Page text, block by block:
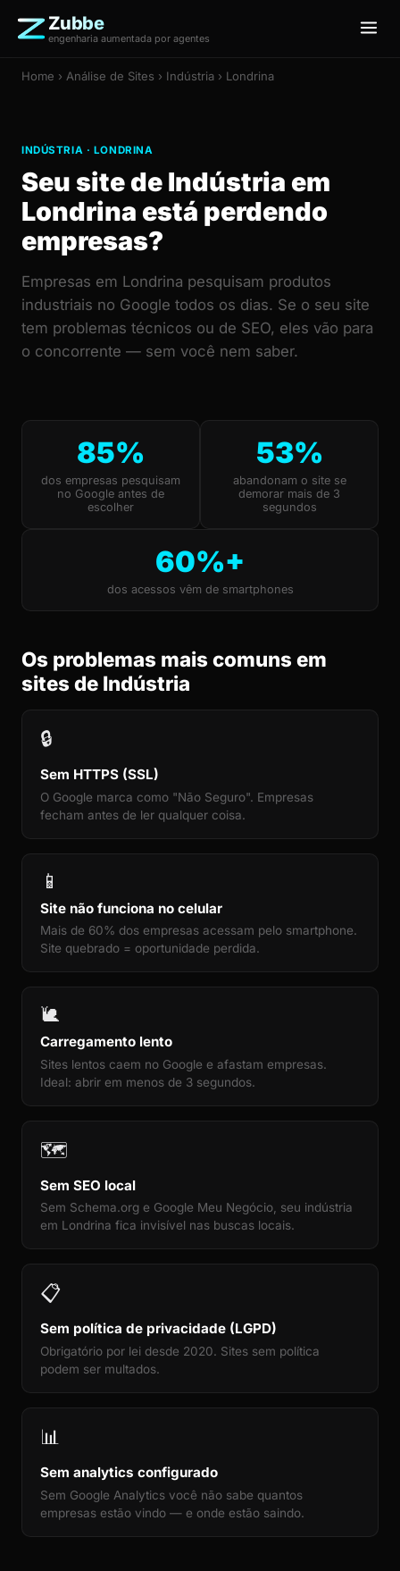
Zubbe
engenharia aumentada por agentes
Home › Análise de Sites › Indústria › Londrina
INDÚSTRIA · LONDRINA
Seu site de Indústria em
Londrina está perdendo
empresas?
Empresas em Londrina pesquisam produtos
industriais no Google todos os dias. Se o seu site
tem problemas técnicos ou de SEO, eles vão para
o concorrente — sem você nem saber.
85%
dos empresas pesquisam
no Google antes de
escolher
53%
abandonam o site se
demorar mais de 3
segundos
60%+
dos acessos vêm de smartphones
Os problemas mais comuns em
sites de Indústria
🔒
Sem HTTPS (SSL)
O Google marca como "Não Seguro". Empresas
fecham antes de ler qualquer coisa.
📱
Site não funciona no celular
Mais de 60% dos empresas acessam pelo smartphone.
Site quebrado = oportunidade perdida.
🐌
Carregamento lento
Sites lentos caem no Google e afastam empresas.
Ideal: abrir em menos de 3 segundos.
🗺️
Sem SEO local
Sem Schema.org e Google Meu Negócio, seu indústria
em Londrina fica invisível nas buscas locais.
📋
Sem política de privacidade (LGPD)
Obrigatório por lei desde 2020. Sites sem política
podem ser multados.
📊
Sem analytics configurado
Sem Google Analytics você não sabe quantos
empresas estão vindo — e onde estão saindo.